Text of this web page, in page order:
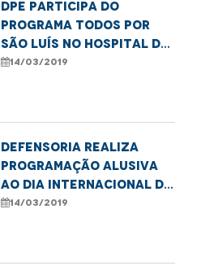
DPE participa do
programa Todos Por
São Luís no Hospital da
Mulher
14/03/2019
Defensoria realiza
programação alusiva
ao Dia Internacional da
Mulher
14/03/2019